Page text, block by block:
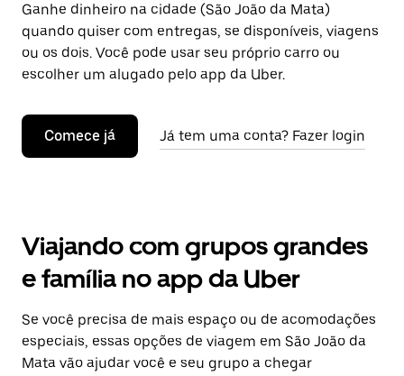
Ganhe dinheiro na cidade (São João da Mata)
quando quiser com entregas, se disponíveis, viagens
ou os dois. Você pode usar seu próprio carro ou
escolher um alugado pelo app da Uber.
Comece já Já tem uma conta? Fazer login
Viajando com grupos grandes
e família no app da Uber
Se você precisa de mais espaço ou de acomodações
especiais, essas opções de viagem em São João da
Mata vão ajudar você e seu grupo a chegar